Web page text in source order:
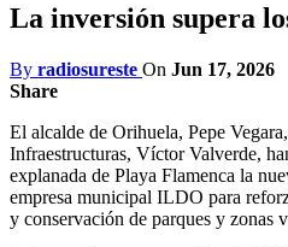
La inversión supera
By radiosureste On Jun 17, 2026
Share
El alcalde de Orihuela, Pepe
Infraestructuras, Víctor Valverde,
explanada de Playa Flamenca la
empresa municipal ILDO para
y conservación de parques y zonas